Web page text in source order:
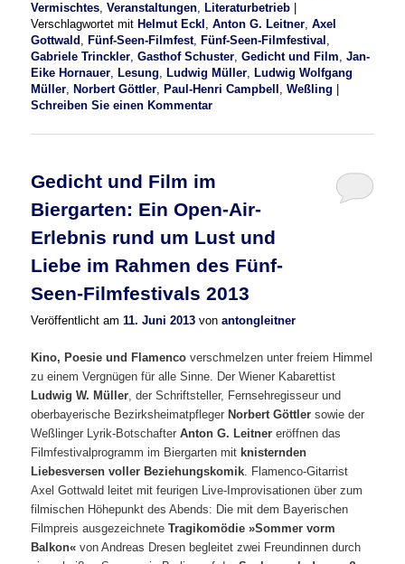
Vermischtes,Veranstaltungen, Literaturbetrieb
Verschlagwortet mit Helmut Eckl ,Anton G. Leitner,Axel
Gottwald , Fünf-Seen-Filmfest, Fünf-Seen-Filmfestival ,
Gabriele Trinckler,Gasthof Schuster,Gedicht und Film,Jan-
Eike Hornauer, Lesung, Ludwig Müller, Ludwig Wolfgang
Müller, Norbert Göttler, Paul-Henri Campbell ,Weßling
Schreiben Sie einen Kommentar
Gedicht und Film im
Biergarten: Ein Open-Air-
Erlebnis rund um Lust und
Liebe im Rahmen des Fünf-
Seen-Filmfestivals 2013
Veröffentlicht am11. Juni 2013 vonantongleitner
Kino, Poesie und Flamenco verschmelzen unter freiem Himmel
zu einem Vergnügen für alle Sinne. Der Wiener Kabarettist
Ludwig W. Müller, der Schriftsteller, Fernsehregisseur und
oberbayerische Bezirksheimatpfleger Norbert Göttler sowie der
Weßlinger Lyrik-BotschafterAnton G. Leitner eröffnen das
Filmfestivalprogramm im Biergarten mit knisternden
Liebesversen voller Beziehungskomik. Flamenco-Gitarrist
Axel Gottwald leitet mit feurigen Live-Improvisationen über zum
filmischen Höhepunkt des Abends: Die mit dem Bayerischen
Filmpreis ausgezeichneteTragikomödie »Sommer vorm
Balkon« von Andreas Dresen begleitet zwei Freundinnen durch